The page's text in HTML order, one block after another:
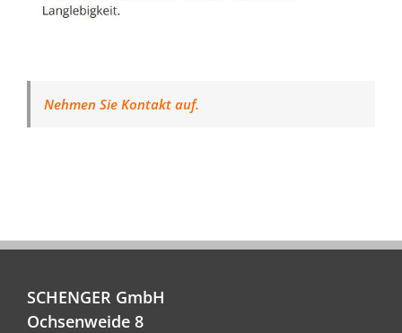
Nehmen Sie Kontakt auf.
SCHENGER GmbH
Ochsenweide 8